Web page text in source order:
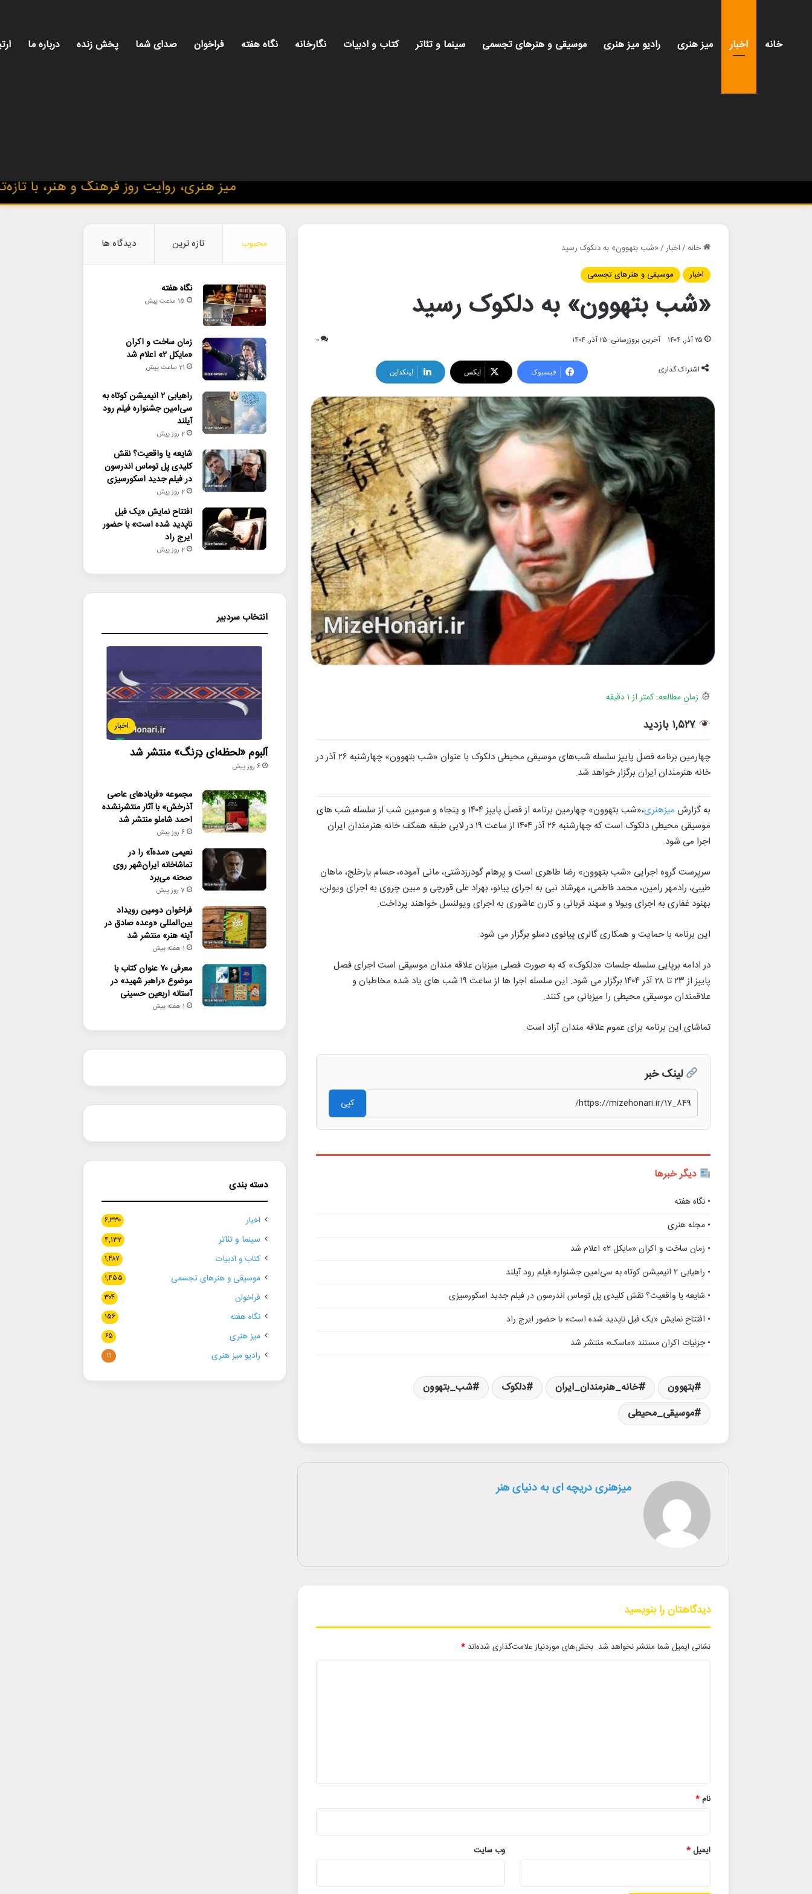
خانه اخبار میز هنری رادیو میز هنری موسیقی و هنرهای تجسمی سینما و تئاتر کتاب و ادبیات نگارخانه نگاه هفته فراخوان صدای شما پخش زنده درباره ما
میز هنری، روایت روز فرهنگ و هنر، با تازه‌ترین
خانه/اخبار/«شب بتهوون» به دلکوک رسید
اخبار
موسیقی و هنرهای تجسمی
«شب بتهوون» به دلکوک رسید
۲۵ آذر, ۱۴۰۴ آخرین بروزرسانی: ۲۵ آذر, ۱۴۰۴ ۰
اشتراک گذاری فیسبوک ایکس لینکداین
زمان مطالعه: کمتر از ۱ دقیقه
۱,۵۲۷ بازدید
چهارمین برنامه فصل پاییز سلسله شب‌های موسیقی محیطی دلکوک با عنوان «شب بتهوون» چهارشنبه ۲۶ آذر در
خانه هنرمندان ایران برگزار خواهد شد.
به گزارش میزهنری
،«شب بتهوون» چهارمین برنامه از فصل پاییز ۱۴۰۴ و پنجاه و سومین شب از سلسله شب های
موسیقی محیطی دلکوک است که چهارشنبه ۲۶ آذر ۱۴۰۴ از ساعت ۱۹ در لابی طبقه همکف خانه هنرمندان ایران
اجرا می شود.
سرپرست گروه اجرایی «شب بتهوون» رضا طاهری است و پرهام گودرزدشتی، مانی آموده، حسام یارخلج، ماهان
طیبی، رادمهر رامین، محمد فاطمی، مهرشاد نبی به اجرای پیانو، بهراد علی قورچی و مبین چروی به اجرای ویولن،
بهنود غفاری به اجرای ویولا و سهند قربانی و کارن عاشوری به اجرای ویولنسل خواهند پرداخت.
این برنامه با حمایت و همکاری گالری پیانوی دسلو برگزار می شود.
در ادامه برپایی سلسله جلسات «دلکوک» که به صورت فصلی میزبان علاقه مندان موسیقی است اجرای فصل
پاییز از ۲۳ تا ۲۸ آذر ۱۴۰۴ برگزار می شود. این سلسله اجرا ها از ساعت ۱۹ شب های یاد شده مخاطبان و
علاقمندان موسیقی محیطی را میزبانی می کنند.
تماشای این برنامه برای عموم علاقه مندان آزاد است.
لینک خبر
کپی
دیگر خبرها
• نگاه هفته
• مجله هنری
• زمان ساخت و اکران «مایکل ۲» اعلام شد
• راهیابی ۲ انیمیشن کوتاه به سی‌امین جشنواره فیلم رود آیلند
• شایعه یا واقعیت؟ نقش کلیدی پل توماس اندرسون در فیلم جدید اسکورسیزی
• افتتاح نمایش «یک فیل ناپدید شده است» با حضور ایرج راد
• جزئیات اکران مستند «ماسک» منتشر شد
بتهوون خانه_هنرمندان_ایران دلکوک
شب_بتهوون
موسیقی_محیطی
میزهنری دریچه ای به دنیای هنر
دیدگاهتان را بنویسید
نشانی ایمیل شما منتشر نخواهد شد. بخش‌های موردنیاز علامت‌گذاری شده‌اند *
نام*
ایمیل* وب‌ سایت
محبوب تازه ترین دیدگاه ها
نگاه هفته
15 ساعت پیش
زمان ساخت و اکران
«مایکل ۲» اعلام شد
21 ساعت پیش
راهیابی ۲ انیمیشن کوتاه به
سی‌امین جشنواره فیلم رود
آیلند
2 روز پیش
شایعه یا واقعیت؟ نقش
کلیدی پل توماس اندرسون
در فیلم جدید اسکورسیزی
2 روز پیش
افتتاح نمایش «یک فیل
ناپدید شده است» با حضور
ایرج راد
2 روز پیش
انتخاب سردبیر
اخبار
آلبوم «لحظه‌ای دِرَنگ» منتشر شد
6 روز پیش
مجموعه «فریادهای عاصی
آذرخش» با آثار منتشرنشده
احمد شاملو منتشر شد
6 روز پیش
نعیمی «مده‌آ» را در
تماشاخانه ایران‌شهر روی
صحنه می‌برد
7 روز پیش
فراخوان دومین رویداد
بین‌المللی «وعده صادق در
آینه هنر» منتشر شد
1 هفته پیش
معرفی ۷۰ عنوان کتاب با
موضوع «راهبر شهید» در
آستانه اربعین حسینی
1 هفته پیش
دسته بندی
اخبار ۶,۳۳۰
سینما و تئاتر ۴,۱۳۲
کتاب و ادبیات ۱,۴۸۷
موسیقی و هنرهای تجسمی ۱,۴۵۵
فراخوان ۳۰۴
نگاه هفته ۱۵۶
میز هنری ۶۵
رادیو میز هنری ۱۱